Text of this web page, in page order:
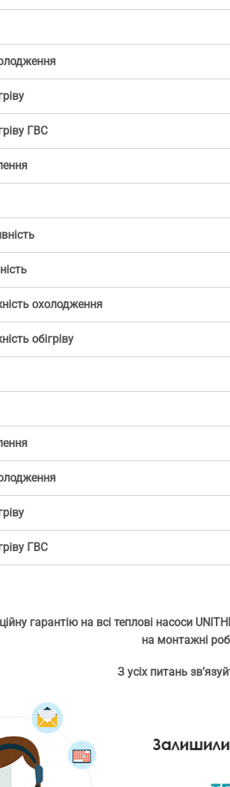
ГВС
охолодження
обігріву
ГВС
гарантію на всі теплові насоси
на монтажні
З усіх питань